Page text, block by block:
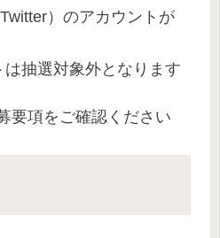
）のアカウントが
抽選対象外となります
要項をご確認ください